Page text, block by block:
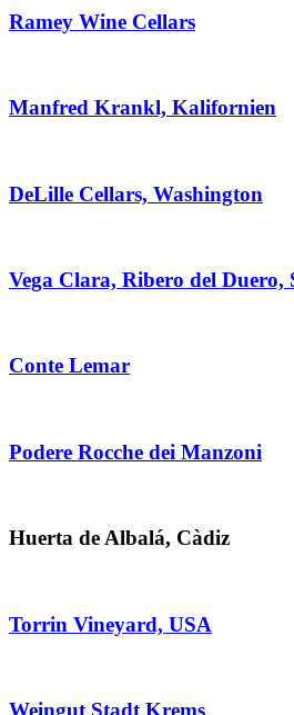
Ramey Wine Cellars
Manfred Krankl, Kalifornien
DeLille Cellars, Washington
Vega Clara, Ribero del Duero,
Conte Lemar
Podere Rocche dei Manzoni
Huerta de Albalá, Càdiz
Torrin Vineyard, USA
Weingut Stadt Krems